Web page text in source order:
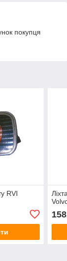
покупця
RVI
158